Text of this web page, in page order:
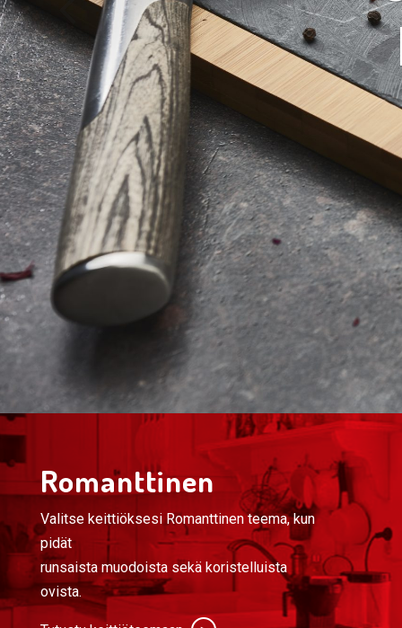
Romanttinen
Valitse keittiöksesi Romanttinen teema, kun
pidät
runsaista muodoista sekä koristelluista
ovista.